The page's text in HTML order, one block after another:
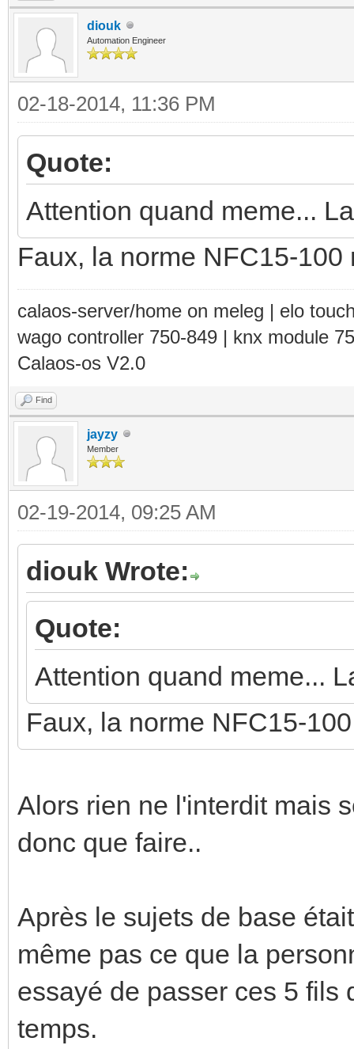
diouk
Automation Engineer
02-18-2014, 11:36 PM
Quote:
Attention quand meme...
Faux, la norme NFC15-100
calaos-server/home on meleg | elo
wago controller 750-849 | knx module
Calaos-os V2.0
Find
jayzy
Member
02-19-2014, 09:25 AM
diouk Wrote:
Quote:
Attention quand meme...
Faux, la norme NFC15-
Alors rien ne l'interdit mais
donc que faire..
Après le sujets de base
même pas ce que la
essayé de passer ces 5 fils
temps.